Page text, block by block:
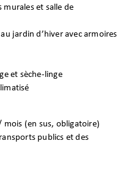
murales et salle de
jardin d’hiver avec armoires
et sèche-linge
mois (en sus, obligatoire)
publics et des